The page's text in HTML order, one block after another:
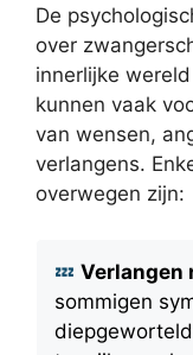
De
over
innerlijke
kunnen vaak
van wensen,
verlangens.
overwegen zijn:
Verlangen
sommigen